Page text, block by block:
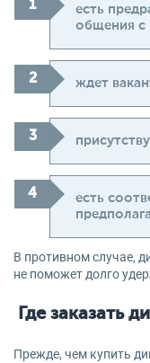
есть
общения с
ждет
есть
В противном случае,
не поможет долго
Где заказать
Прежде, чем купить